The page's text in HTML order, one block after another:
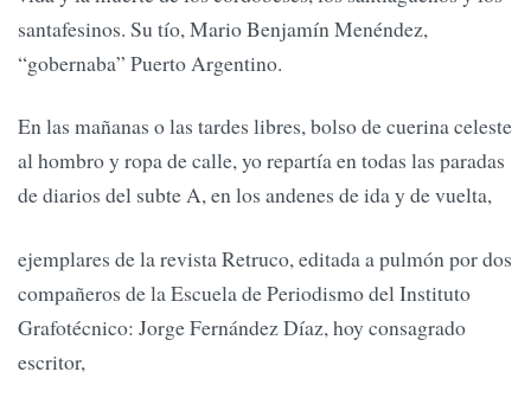
santafesinos. Su tío, Mario Benjamín Menéndez,
“gobernaba” Puerto Argentino.
En las mañanas o las tardes libres, bolso de cuerina celeste
al hombro y ropa de calle, yo repartía en todas las paradas
de diarios del subte A, en los andenes de ida y de vuelta,
ejemplares de la revista Retruco, editada a pulmón por dos
compañeros de la Escuela de Periodismo del Instituto
Grafotécnico: Jorge Fernández Díaz, hoy consagrado
escritor,